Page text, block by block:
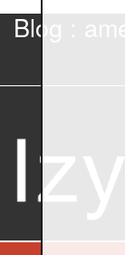
Blog :